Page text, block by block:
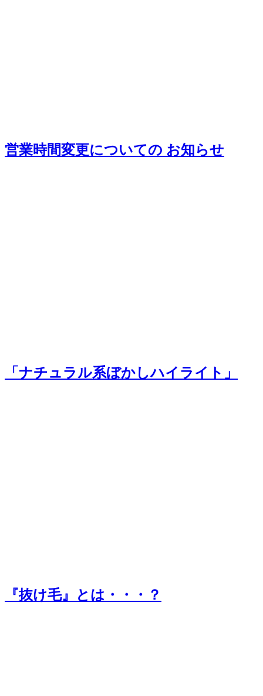
営業時間変更についての お知らせ
「ナチュラル系ぼかしハイライト」
『抜け毛』とは・・・？